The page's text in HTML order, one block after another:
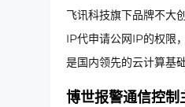
飞讯科技旗下品牌不大
IP代申请公网IP的权限
是国内领先的云计算基
博世报警通信控制